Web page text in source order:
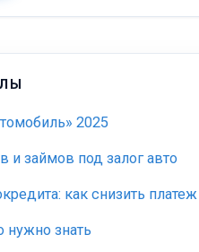
2025
и займов под залог авто
как снизить платеж
нужно знать